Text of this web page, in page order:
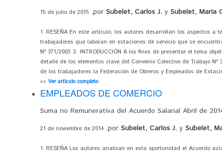
15 de julio de 2015 ,por Subelet, Carlos J. y Subelet, María
1. RESEÑA En este artículo, los autores desarrollan los aspectos
trabajadores que laboran en estaciones de servicio que se
Nº 371/2003. 2. INTRODUCCIÓN A los fines de presentar el tema
detalle de los elementos clave del Convenio Colectivo de Trabajo
de los trabajadores la Federación de Obreros y Empleados de
»» Ver artículo completo
EMPLEADOS DE COMERCIO
Suma no Remunerativa del Acuerdo Salarial Abril de
21 de noviembre de 2014 ,por Subelet, Carlos J. y Subelet,
1. RESEÑA Los autores analizan en esta oportunidad el Acuerdo